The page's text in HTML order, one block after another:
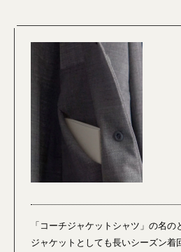
「コーチジャケットシャツ」の名
ジャケットとしても長いシーズン着